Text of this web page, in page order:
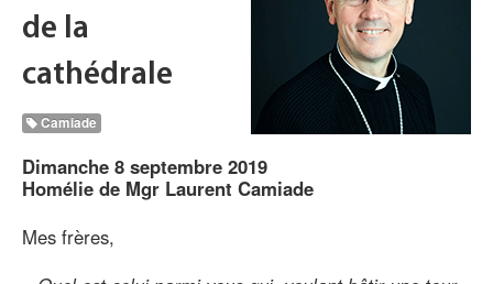
Annuaire/Contact
de la
cathédrale
Camiade
Dimanche 8 septembre 2019
Homélie de Mgr Laurent Camiade
Mes frères,